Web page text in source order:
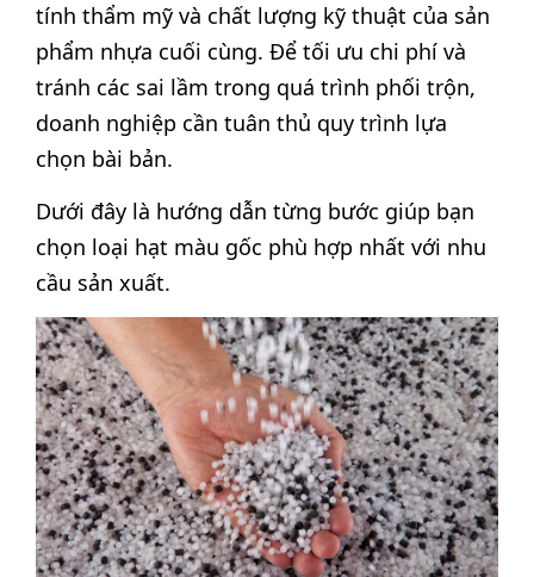
tính thẩm mỹ và chất lượng kỹ thuật của sản
phẩm nhựa cuối cùng. Để tối ưu chi phí và
tránh các sai lầm trong quá trình phối trộn,
doanh nghiệp cần tuân thủ quy trình lựa
chọn bài bản.
Dưới đây là hướng dẫn từng bước giúp bạn
chọn loại hạt màu gốc phù hợp nhất với nhu
cầu sản xuất.